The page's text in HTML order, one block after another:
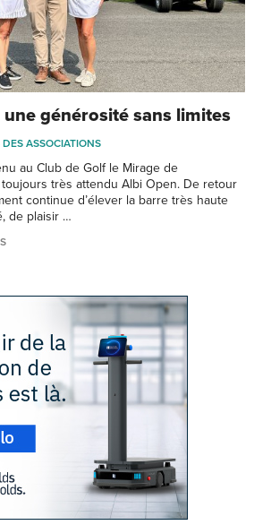
générosité sans limites
ASSOCIATIONS
au Club de Golf le Mirage de
très attendu Albi Open. De retour
continue d’élever la barre très haute
de plaisir …